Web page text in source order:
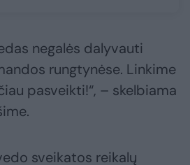
negalės dalyvauti
rungtynėse. Linkime
pasveikti!“, – skelbiama
sveikatos reikalų